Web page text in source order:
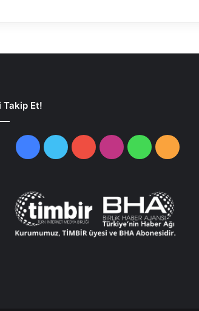
Takip Et!
FacebookTwitterYouTubeInstagramWhatsApp
RSS